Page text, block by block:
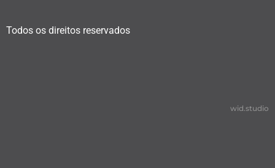
Todos os direitos reservados
wid.studio